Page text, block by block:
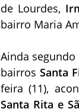
de Lourdes,
bairro Maria
Ainda segundo
bairrosSanta
feira (11),
Santa Rita e